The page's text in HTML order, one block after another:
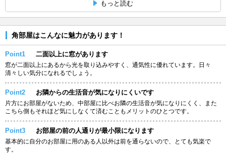
もっと読む
角部屋はこんなに魅力があります！
Point1 二面以上に窓があります
窓が二面以上にあるから光を取り込みやすく、通気性に優れています。日々
清々しい気分になれるでしょう。
Point2 お隣からの生活音が気になりにくいです
片方にお部屋がないため、中部屋に比べお隣の生活音が気になりにくく、また
こちら側もそれほど気にしなくて済むこともメリットのひとつです。
Point3 お部屋の前の人通りが最小限になります
基本的に自分のお部屋に用のある人以外は前を通らないので、とても気楽で
す。